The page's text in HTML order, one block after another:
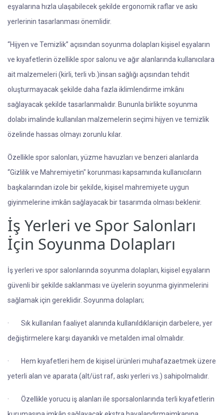
eşyalarına hızla ulaşabilecek şekilde ergonomik raflar ve askı
yerlerinin tasarlanması önemlidir.
“Hijyen ve Temizlik” açısından soyunma dolapları kişisel eşyaların
ve kıyafetlerin özellikle spor salonu ve ağır alanlarında kullanıcılara
ait malzemeleri (kirli, terli vb.)insan sağlığı açısından tehdit
oluşturmayacak şekilde daha fazla iklimlendirme imkânı
sağlayacak şekilde tasarlanmalıdır. Bununla birlikte soyunma
dolabı imalinde kullanılan malzemelerin seçimi hijyen ve temizlik
özelinde hassas olmayı zorunlu kılar.
Özellikle spor salonları, yüzme havuzları ve benzeri alanlarda
“Gizlilik ve Mahremiyetin" korunması kapsamında kullanıcıların
başkalarından izole bir şekilde, kişisel mahremiyete uygun
giyinmelerine imkân sağlayacak bir tasarımda olması beklenir.
İş Yerleri ve Spor Salonları
İçin Soyunma Dolapları
İş yerleri ve spor salonlarında soyunma dolapları, kişisel eşyaların
güvenli bir şekilde saklanması ve üyelerin soyunma giyinmelerini
sağlamak için gereklidir. Soyunma dolapları;
· Sık kullanılan faaliyet alanında kullanıldıklarıiçin darbelere, yer
değiştirmelere karşı dayanıklı ve metalden imal olmalıdır.
·
Hem kıyafetleri hem de kişisel ürünleri muhafazaetmek üzere
yeterli alan ve aparata (alt/üst raf, askı yerleri vs.) sahipolmalıdır.
· Özellikle yorucu iş alanları ile sporsalonlarında terli kıyafetlerin